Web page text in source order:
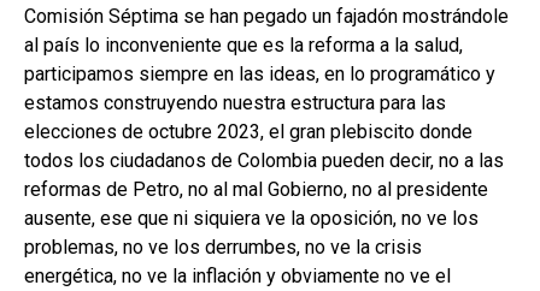
Comisión Séptima se han pegado un fajadón mostrándole
al país lo inconveniente que es la reforma a la salud,
participamos siempre en las ideas, en lo programático y
estamos construyendo nuestra estructura para las
elecciones de octubre 2023, el gran plebiscito donde
todos los ciudadanos de Colombia pueden decir, no a las
reformas de Petro, no al mal Gobierno, no al presidente
ausente, ese que ni siquiera ve la oposición, no ve los
problemas, no ve los derrumbes, no ve la crisis
energética, no ve la inflación y obviamente no ve el